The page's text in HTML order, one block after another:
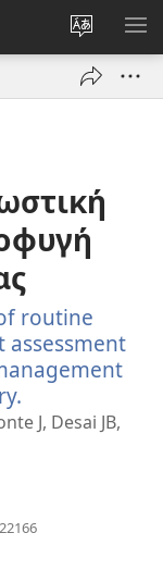
Αλλαγή
γλώσσας
routine
νέο
J, Desai JB,